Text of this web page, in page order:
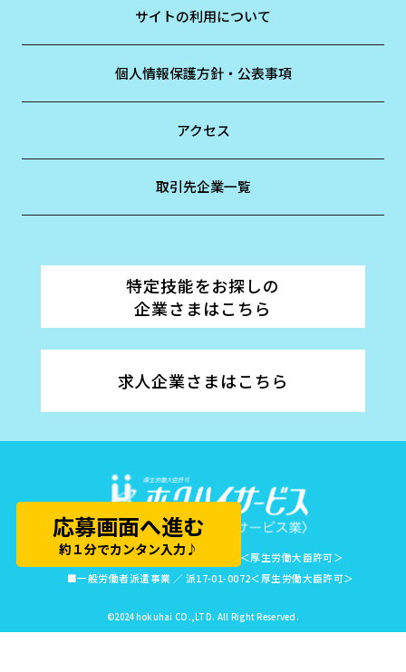
応募画面へ進む
約１分でカンタン入力♪
サイトの利用について
個人情報保護方針・公表事項
アクセス
取引先企業一覧
特定技能をお探しの
企業さまはこちら
求人企業さまはこちら
■有料職業紹介事業 ／ 17-ユ-010007＜厚生労働大臣許可＞
■一般労働者派遣事業 ／ 派17-01-0072＜厚生労働大臣許可＞
©2024 hokuhai CO.,LTD. All Right Reserved.